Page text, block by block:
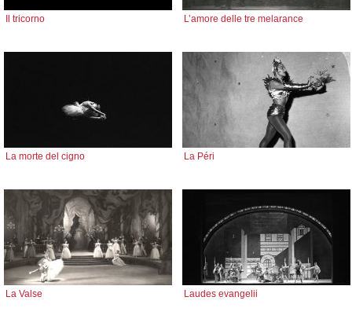
Il tricorno L’amore delle tre melarance
La morte del cigno La Péri
La Valse Laudes evangelii